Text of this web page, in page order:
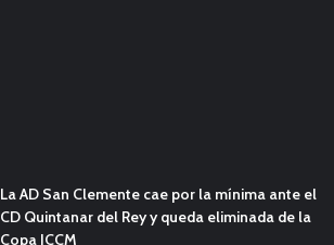
La AD San Clemente cae por la mínima ante el
CD Quintanar del Rey y queda eliminada de la
Copa JCCM